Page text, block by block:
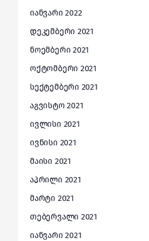
იანვარი 2022
დეკემბერი 2021
ნოემბერი 2021
ოქტომბერი 2021
სექტემბერი 2021
აგვისტო 2021
ივლისი 2021
ივნისი 2021
მაისი 2021
აპრილი 2021
მარტი 2021
თებერვალი 2021
იანვარი 2021